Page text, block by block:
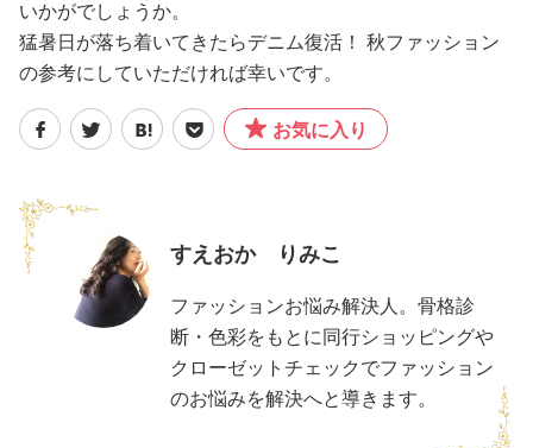
いかがでしょうか。
猛暑日が落ち着いてきたらデニム復活！ 秋ファッション
の参考にしていただければ幸いです。
お気に入り
すえおか りみこ
ファッションお悩み解決人。骨格診
断・色彩をもとに同行ショッピングや
クローゼットチェックでファッション
のお悩みを解決へと導きます。